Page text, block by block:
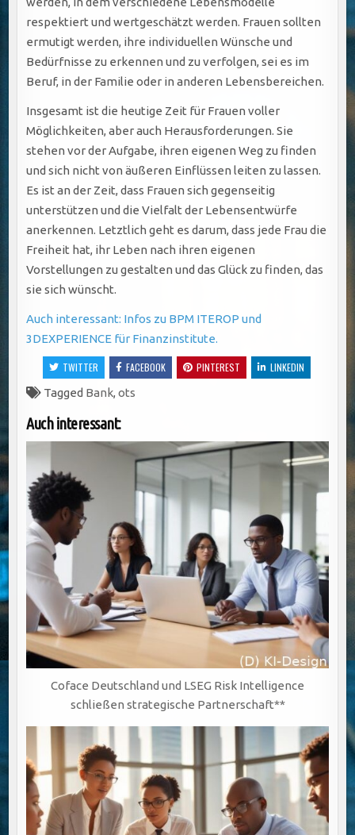
respektiert und wertgeschätzt werden. Frauen sollten
ermutigt werden, ihre individuellen Wünsche und
Bedürfnisse zu erkennen und zu verfolgen, sei es im
Beruf, in der Familie oder in anderen Lebensbereichen.
Insgesamt ist die heutige Zeit für Frauen voller
Möglichkeiten, aber auch Herausforderungen. Sie
stehen vor der Aufgabe, ihren eigenen Weg zu finden
und sich nicht von äußeren Einflüssen leiten zu lassen.
Es ist an der Zeit, dass Frauen sich gegenseitig
unterstützen und die Vielfalt der Lebensentwürfe
anerkennen. Letztlich geht es darum, dass jede Frau die
Freiheit hat, ihr Leben nach ihren eigenen
Vorstellungen zu gestalten und das Glück zu finden, das
sie sich wünscht.
Auch interessant: Infos zu BPM ITEROP und
3DEXPERIENCE für Finanzinstitute.
TWITTER FACEBOOK PINTEREST
LINKEDIN
Tagged Bank,ots
Auch interessant:
Coface Deutschland und LSEG Risk Intelligence
schließen strategische Partnerschaft**